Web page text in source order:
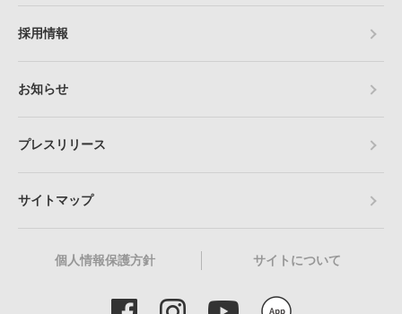
採用情報
お知らせ
プレスリリース
サイトマップ
個人情報保護方針 サイトについて